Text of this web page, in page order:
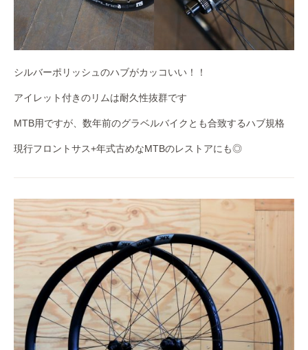
シルバーポリッシュのハブがカッコいい！！
アイレット付きのリムは耐久性抜群です
MTB用ですが、数年前のグラベルバイクとも合致するハブ規格
現行フロントサス+年式古めなMTBのレストアにも◎